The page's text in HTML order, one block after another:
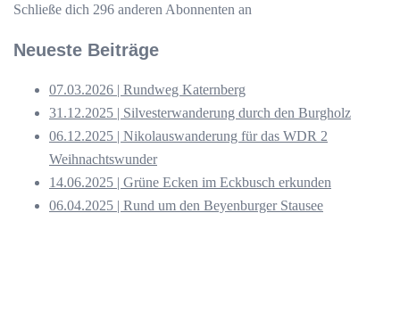
Schließe dich 296 anderen Abonnenten an
Neueste Beiträge
07.03.2026 | Rundweg Katernberg
31.12.2025 | Silvesterwanderung durch den Burgholz
06.12.2025 | Nikolauswanderung für das WDR 2
Weihnachtswunder
14.06.2025 | Grüne Ecken im Eckbusch erkunden
06.04.2025 | Rund um den Beyenburger Stausee